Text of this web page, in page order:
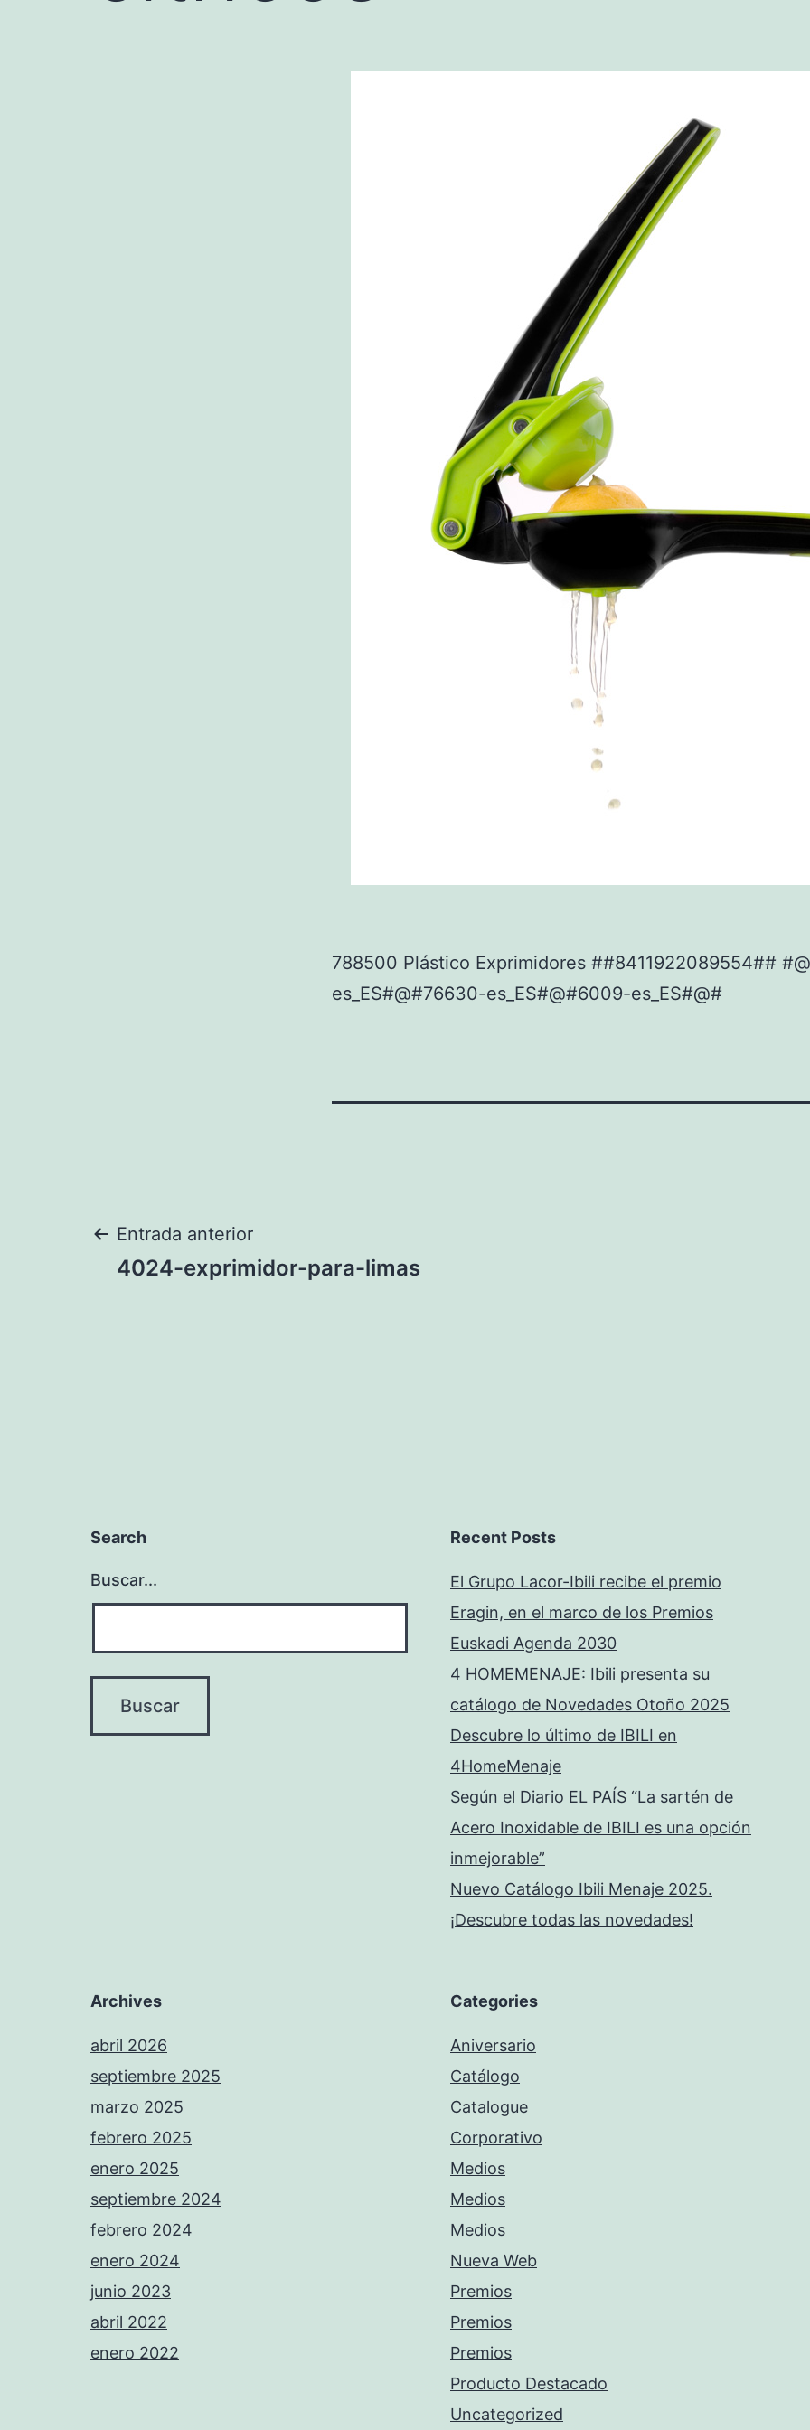
788500 Plástico Exprimidores ##8411922089554##
es_ES#@#76630-es_ES#@#6009-es_ES#@#
Navegación
Entrada anterior
4024-exprimidor-para-limas
Search
Buscar...
Recent Posts
El Grupo Lacor-Ibili recibe el premio
Eragin, en el marco de los Premios
Euskadi Agenda 2030
4 HOMEMENAJE: Ibili presenta su
catálogo de Novedades Otoño 2025
Descubre lo último de IBILI en
4HomeMenaje
Según el Diario EL PAÍS “La sartén de
Acero Inoxidable de IBILI es una opción
inmejorable”
Nuevo Catálogo Ibili Menaje 2025.
¡Descubre todas las novedades!
Archives
abril 2026
septiembre 2025
marzo 2025
febrero 2025
enero 2025
septiembre 2024
febrero 2024
enero 2024
junio 2023
abril 2022
enero 2022
Categories
Aniversario
Catálogo
Catalogue
Corporativo
Medios
Medios
Medios
Nueva Web
Premios
Premios
Premios
Producto Destacado
Uncategorized